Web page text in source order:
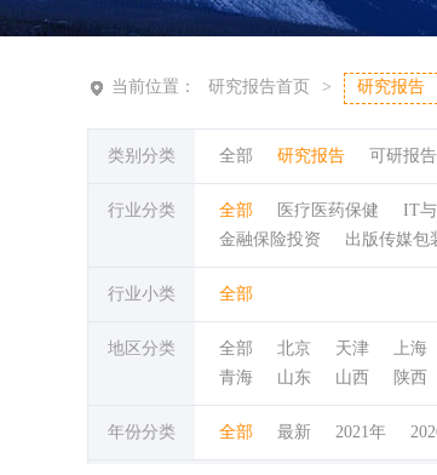
当前位置： 研究报告首页 > 研究报告
类别分类 全部 研究报告 可研报告
行业分类 全部 医疗医药保健 IT
金融保险投资
出版传媒包
行业小类 全部
地区分类 全部 北京 天津 上海
青海
山东 山西 陕西
年份分类 全部 最新 2021年